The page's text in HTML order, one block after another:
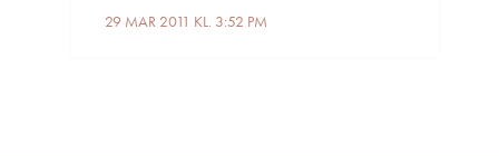
29 MAR 2011 KL. 3:52 PM